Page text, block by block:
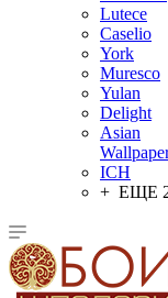
Lutece
Caselio
York
Muresco
Yulan
Delight
Asian
ICH
+ ЕЩЕ